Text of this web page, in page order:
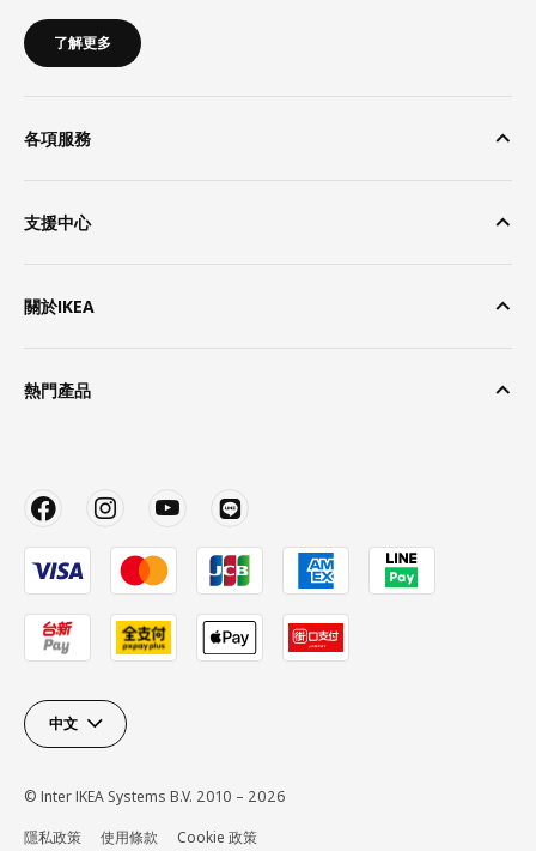
了解更多
各項服務
支援中心
關於IKEA
熱門產品
中文
© Inter IKEA Systems B.V. 2010 – 2026
隱私政策
使用條款 Cookie 政策